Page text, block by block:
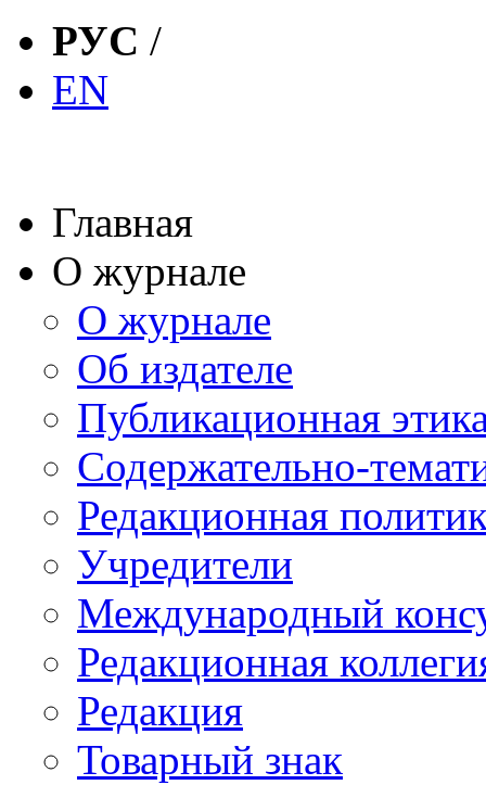
РУС /
EN
Главная
О журнале
О журнале
Об издателе
Публикационная
Содержательно-
Редакционная
Учредители
Международный
Редакционная
Редакция
Товарный знак